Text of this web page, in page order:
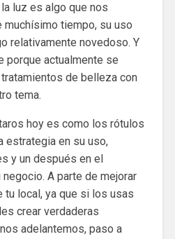
luz es algo que nos
muchísimo tiempo, su uso
relativamente novedoso. Y
porque actualmente se
de belleza con
tema.
hoy es como los rótulos
estrategia en su uso,
y un después en el
A parte de mejorar
local, ya que si los usas
crear verdaderas
adelantemos, paso a